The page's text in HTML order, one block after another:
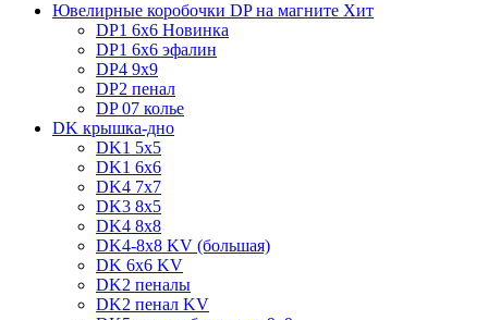
Ювелирные коробочки DP на магните Хит
DP1 6x6 Новинка
DP1 6x6 эфалин
DP4 9x9
DP2 пенал
DP 07 колье
DK крышка-дно
DK1 5x5
DK1 6x6
DK4 7х7
DK3 8x5
DK4 8x8
DK4-8x8 KV (большая)
DK 6х6 KV
DK2 пеналы
DK2 пенал KV